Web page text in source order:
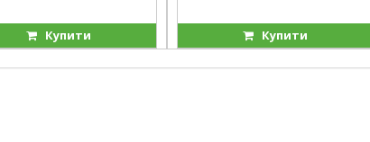
Купити Купити